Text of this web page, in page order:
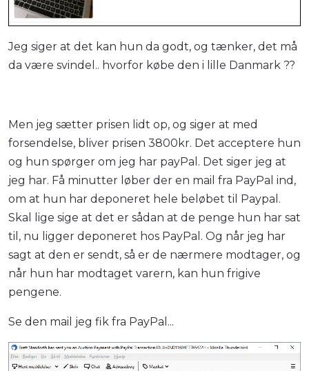
Jeg siger at det kan hun da godt, og tænker, det må
da være svindel.. hvorfor købe den i lille Danmark ??
Men jeg sætter prisen lidt op, og siger at med
forsendelse, bliver prisen 3800kr. Det acceptere hun
og hun spørger om jeg har payPal. Det siger jeg at
jeg har. Få minutter løber der en mail fra PayPal ind,
om at hun har deponeret hele beløbet til Paypal.
Skal lige sige at det er sådan at de penge hun har sat
til, nu ligger deponeret hos PayPal. Og når jeg har
sagt at den er sendt, så er de nærmere modtager, og
når hun har modtaget varern, kan hun frigive
pengene.
Se den mail jeg fik fra PayPal...